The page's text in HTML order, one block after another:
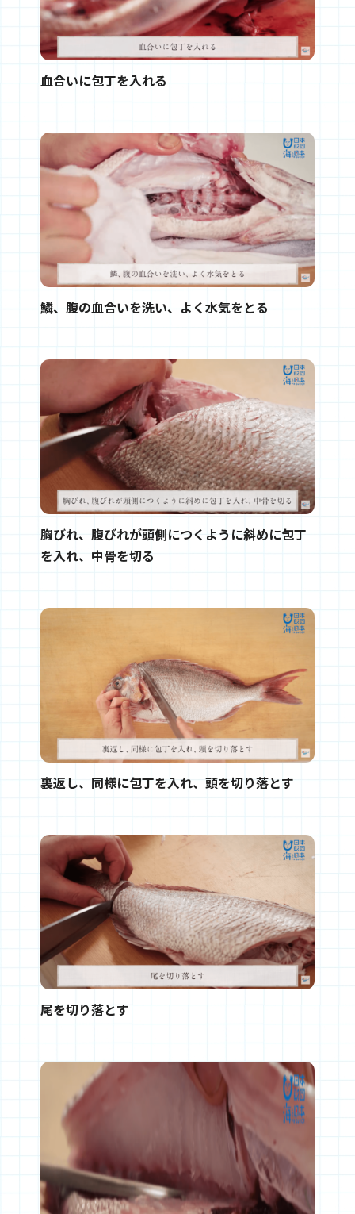
血合いに包丁を入れる
鱗、腹の血合いを洗い、よく水気をとる
胸びれ、腹びれが頭側につくように斜めに包丁
を入れ、中骨を切る
裏返し、同様に包丁を入れ、頭を切り落とす
尾を切り落とす